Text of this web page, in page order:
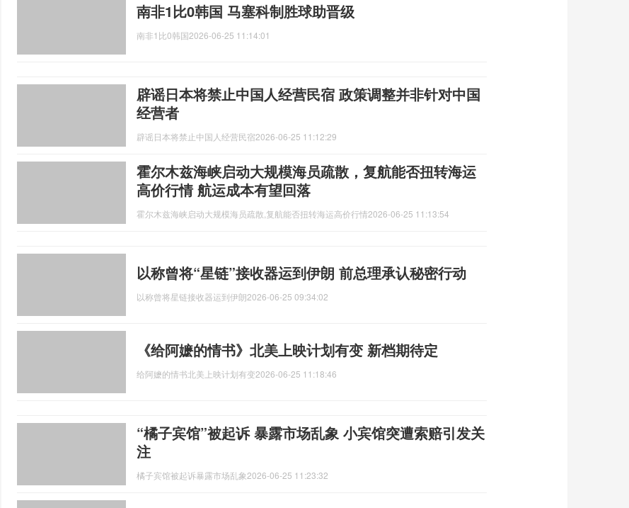
南非1比0韩国 马塞科制胜球助晋级
南非1比0韩国2026-06-25 11:14:01
辟谣日本将禁止中国人经营民宿 政策调整并非针对中国
经营者
辟谣日本将禁止中国人经营民宿2026-06-25 11:12:29
霍尔木兹海峡启动大规模海员疏散，复航能否扭转海运
高价行情 航运成本有望回落
霍尔木兹海峡启动大规模海员疏散,复航能否扭转海运高价行情2026-06-25 11:13:54
以称曾将“星链”接收器运到伊朗 前总理承认秘密行动
以称曾将星链接收器运到伊朗2026-06-25 09:34:02
《给阿嬷的情书》北美上映计划有变 新档期待定
给阿嬷的情书北美上映计划有变2026-06-25 11:18:46
“橘子宾馆”被起诉 暴露市场乱象 小宾馆突遭索赔引发关
注
橘子宾馆被起诉暴露市场乱象2026-06-25 11:23:32